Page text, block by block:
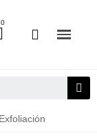
Exfoliación